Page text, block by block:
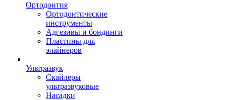
Ортодонтия
Ортодонтические
инструменты
Адгезивы и бондинги
Пластины для
элайнеров
Ультразвук
Скайлеры
ультразвуковые
Насадки